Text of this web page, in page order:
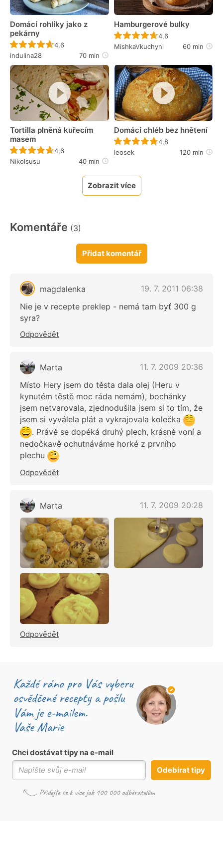
Domácí rohlíky jako z
pekárny
Recept ještě nebyl hodnocen
4,6
indulina28
70 min
Hamburgerové bulky
Recept ještě nebyl
4,6
MishkaVkuchyni
60 min
Tortilla plněná kuřecím
masem
Recept ještě nebyl hodnocen
4,6
Nikolsusu
40 min
Domácí chléb bez hnětení
Recept ještě nebyl
4,8
leosek
120 min
Zobrazit více
Komentáře (3)
Přidat komentář
magdalenka
19. 7. 2011 06:38
Nie je v recepte preklep - nemá tam byť 300 g
syra?
Odpovědět
Marta
11. 7. 2009 20:36
Místo Hery jsem do těsta dala olej (Heru v
kynutém těstě moc ráda nemám), bochánky
jsem netvarovala, zjednodušila jsem si to tím, že
jsem si vyválela plát a vykrajovala kolečka
. Právě se dopéká druhý plech, krásně voní a
nedočkavě ochutnáváme horké z prvního
plechu
Odpovědět
Marta 11. 7. 2009 20:28
Odpovědět
Chci dostávat tipy na e-mail
Odebírat tipy